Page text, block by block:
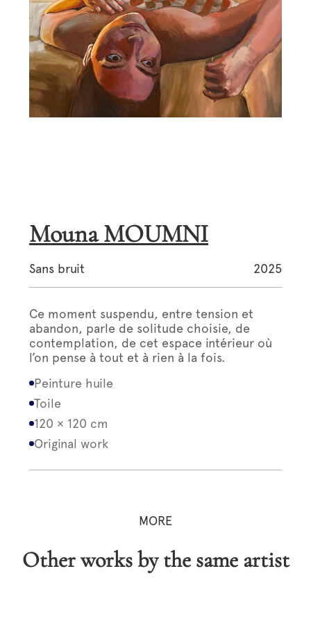
Mouna MOUMNI
Sans bruit 2025
Ce moment suspendu, entre tension et
abandon, parle de solitude choisie, de
contemplation, de cet espace intérieur où
l’on pense à tout et à rien à la fois.
Peinture huile
Toile
120 × 120 cm
Original work
MORE
Other works by the same artist